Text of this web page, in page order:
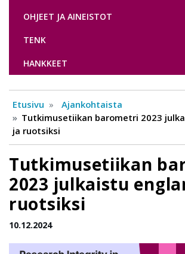
OHJEET JA AINEISTOT
TENK
HANKKEET
Etusivu
Ajankohtaista
Tutkimusetiikan barometri 2023
ja ruotsiksi
Tutkimusetiikan
2023 julkaistu
ruotsiksi
10.12.2024